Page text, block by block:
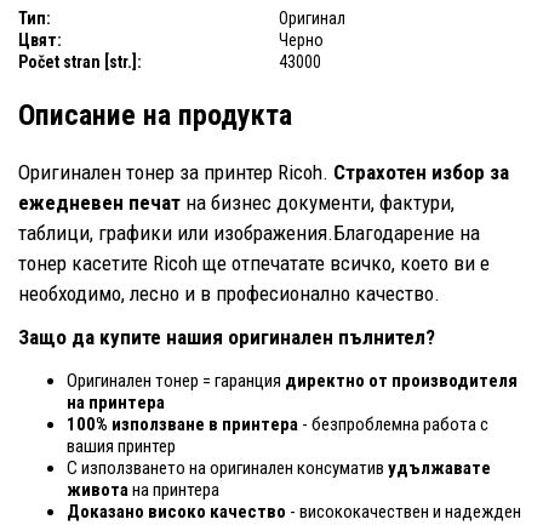
Тип:
Оригинал
Цвят:
Черно
Počet stran [str.]:
43000
Описание на продукта
Оригинален тонер за принтер Ricoh. Страхотен избор за
ежедневен печат на бизнес документи, фактури,
таблици, графики или изображения.Благодарение на
тонер касетите Ricoh ще отпечатате всичко, което ви е
необходимо, лесно и в професионално качество.
Защо да купите нашия оригинален пълнител?
Оригинален тонер = гаранция директно от производителя
на принтера
100% използване в принтера - безпроблемна работа с
вашия принтер
С използването на оригинален консуматив удължавате
животана принтера
Доказано високо качество - висококачествен и надежден